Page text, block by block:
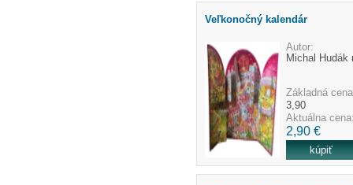
Veľkonočný kalendár
Autor:
Michal Hudák
Základná
3,90
Aktuálna
2,90 €